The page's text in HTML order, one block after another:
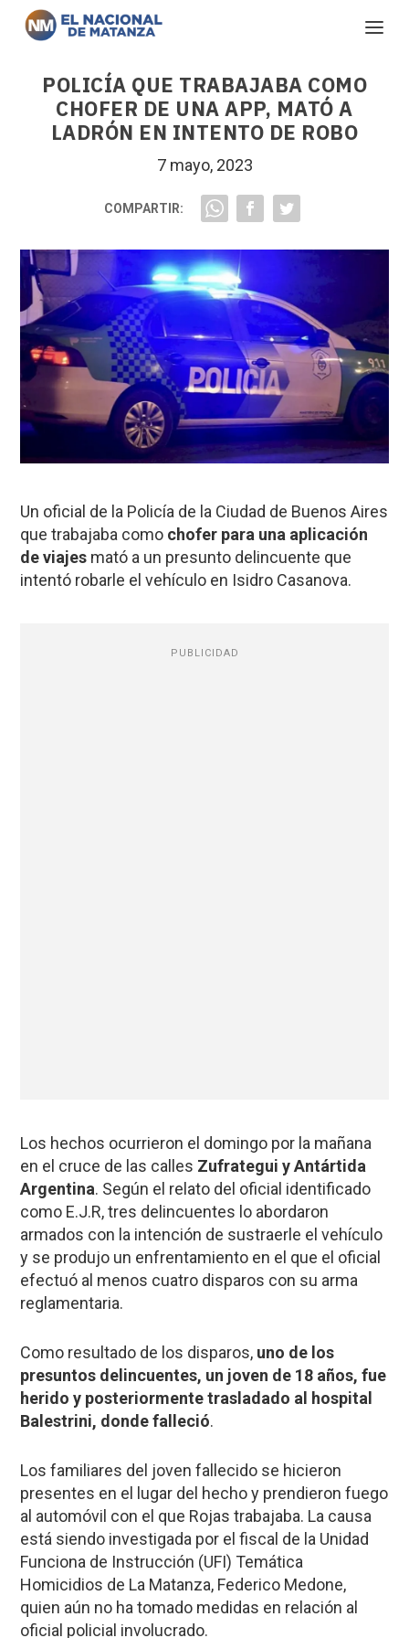
POLICÍA QUE TRABAJABA COMO
CHOFER DE UNA APP, MATÓ A
LADRÓN EN INTENTO DE ROBO
7 mayo, 2023
COMPARTIR:
Un oficial de la Policía de la Ciudad de Buenos Aires
que trabajaba como chofer para una aplicación
de viajes mató a un presunto delincuente que
intentó robarle el vehículo en Isidro Casanova.
PUBLICIDAD
Los hechos ocurrieron el domingo por la mañana
en el cruce de las calles Zufrategui y Antártida
Argentina. Según el relato del oficial identificado
como E.J.R, tres delincuentes lo abordaron
armados con la intención de sustraerle el vehículo
y se produjo un enfrentamiento en el que el oficial
efectuó al menos cuatro disparos con su arma
reglamentaria.
Como resultado de los disparos, uno de los
presuntos delincuentes, un joven de 18 años, fue
herido y posteriormente trasladado al hospital
Balestrini, donde falleció.
Los familiares del joven fallecido se hicieron
presentes en el lugar del hecho y prendieron fuego
al automóvil con el que Rojas trabajaba. La causa
está siendo investigada por el fiscal de la Unidad
Funciona de Instrucción (UFI) Temática
Homicidios de La Matanza, Federico Medone,
quien aún no ha tomado medidas en relación al
oficial policial involucrado.